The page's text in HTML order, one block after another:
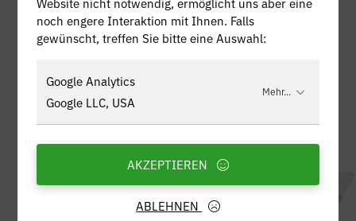
noch engere Interaktion mit Ihnen. Falls
gewünscht, treffen Sie bitte eine Auswahl:
Google Analytics
Google LLC, USA
Mehr...
ABLEHNEN
AKZEPTIEREN